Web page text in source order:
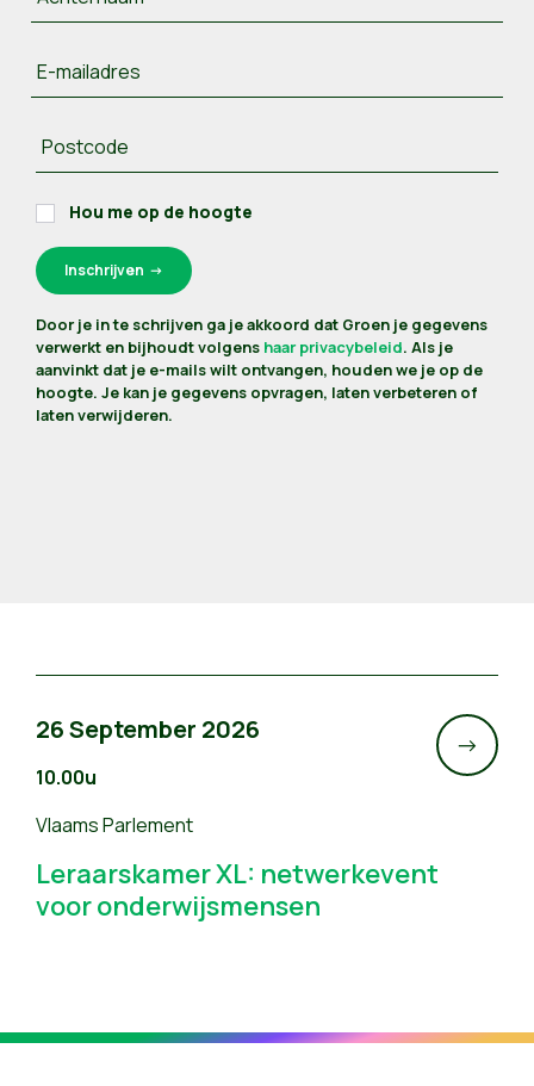
E-mailadres
Postcode
Hou me op de hoogte
Door je in te schrijven ga je akkoord dat Groen je gegevens
verwerkt en bijhoudt volgens haar privacybeleid. Als je
aanvinkt dat je e-mails wilt ontvangen, houden we je op de
hoogte. Je kan je gegevens opvragen, laten verbeteren of
laten verwijderen.
26 September 2026
10.00u
Vlaams Parlement
Leraarskamer XL: netwerkevent
voor onderwijsmensen
->